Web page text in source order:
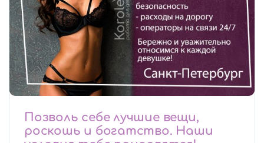
Позволь себе лучшие вещи,
роскошь и богатство. Наши